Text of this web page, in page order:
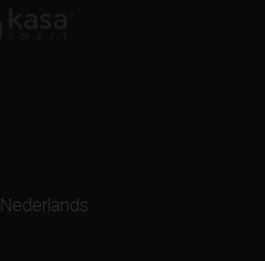
Nederlands